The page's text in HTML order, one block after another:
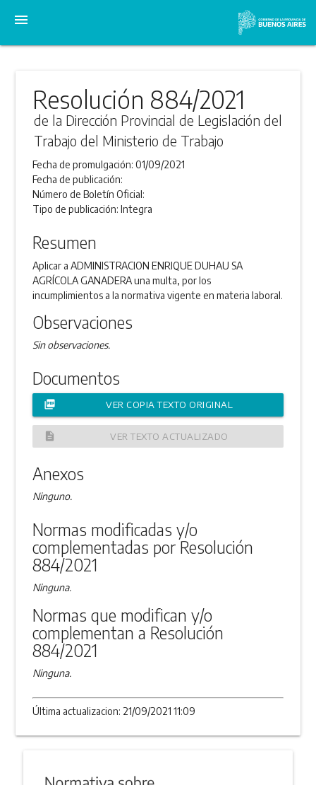
menu
Resolución 884/2021
de la Dirección Provincial de Legislación del
Trabajo del Ministerio de Trabajo
Fecha de promulgación:01/09/2021
Fecha de publicación:
Número de Boletín Oficial:
Tipo de publicación:Integra
Resumen
Aplicar a ADMINISTRACION ENRIQUE DUHAU SA
AGRÍCOLA GANADERA una multa, por los
incumplimientos a la normativa vigente en materia laboral.
Observaciones
Sin observaciones.
Documentos
picture_as_pdf VER COPIA TEXTO ORIGINAL
description VER TEXTO ACTUALIZADO
Anexos
Ninguno.
Normas modificadas y/o
complementadas por Resolución
884/2021
Ninguna.
Normas que modifican y/o
complementan a Resolución
884/2021
Ninguna.
Última actualizacion: 21/09/2021 11:09